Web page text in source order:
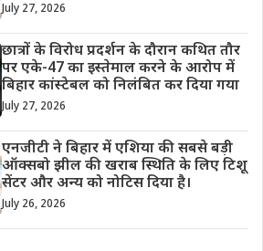
July 27, 2026
छात्रों के विरोध प्रदर्शन के दौरान कथित तौर
पर एके-47 का इस्तेमाल करने के आरोप में
बिहार कांस्टेबल को निलंबित कर दिया गया
July 27, 2026
एनजीटी ने बिहार में एशिया की सबसे बड़ी
ऑक्सबो झील की खराब स्थिति के लिए टिशू
सेंटर और अन्य को नोटिस दिया है।
July 26, 2026